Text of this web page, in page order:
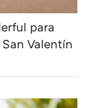
para
Valentín